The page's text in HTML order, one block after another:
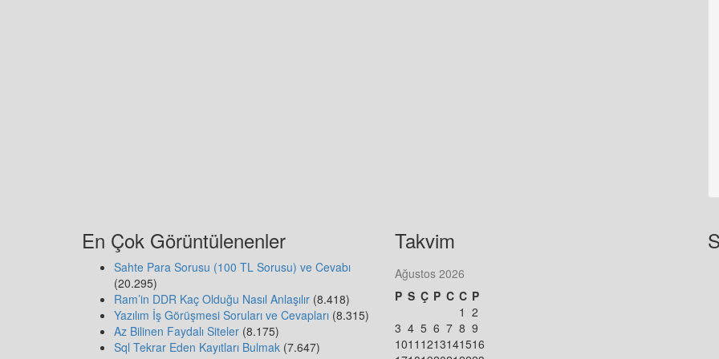
En Çok Görüntülenenler
Sahte Para Sorusu (100 TL Sorusu) ve Cevabı
(20.295)
Ram’in DDR Kaç Olduğu Nasıl Anlaşılır (8.418)
Yazılım İş Görüşmesi Soruları ve Cevapları (8.315)
Az Bilinen Faydalı Siteler (8.175)
Sql Tekrar Eden Kayıtları Bulmak (7.647)
Takvim
Ağustos 2026
P S Ç P C C P
1 2
3 4 5 6 7 8 9
1011 1213141516